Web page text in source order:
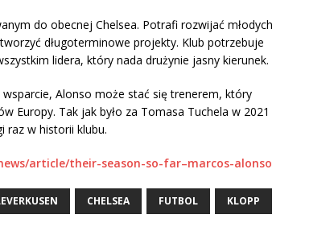
do obecnej Chelsea. Potrafi rozwijać młodych
długoterminowe projekty. Klub potrzebuje
lidera, który nada drużynie jasny kierunek.
wsparcie, Alonso może stać się trenerem, który
Europy. Tak jak było za Tomasa Tuchela w 2021
raz w historii klubu.
article/their-season-so-far–marcos-alonso
CHELSEA FUTBOL KLOPP